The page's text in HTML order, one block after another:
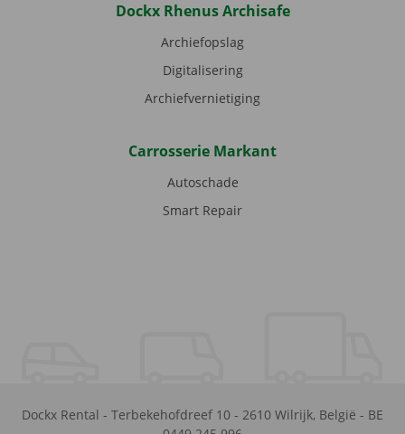
Dockx Rhenus Archisafe
Archiefopslag
Digitalisering
Archiefvernietiging
Carrosserie Markant
Autoschade
Smart Repair
Dockx Rental - Terbekehofdreef 10 - 2610 Wilrijk, België - BE